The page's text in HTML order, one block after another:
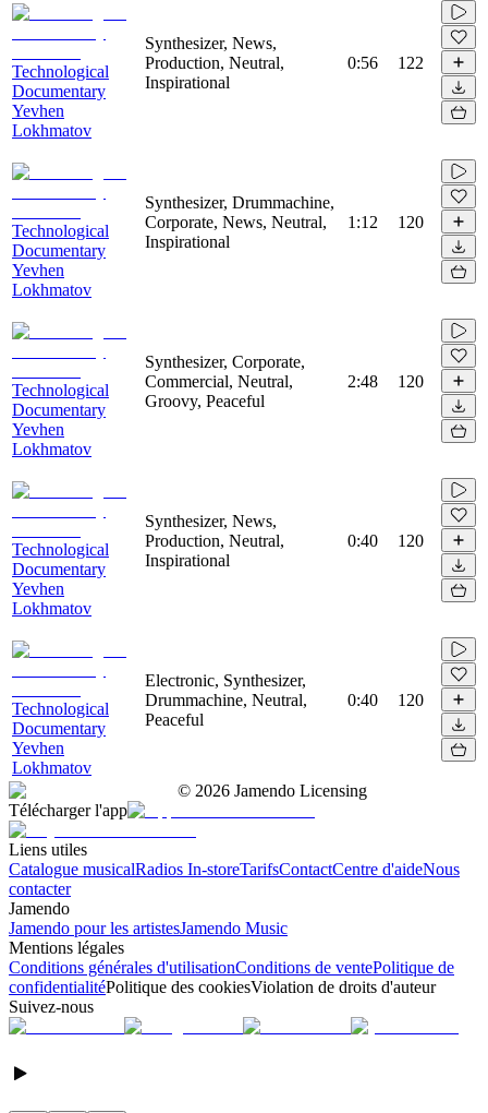
Technological
Documentary
Yevhen
Lokhmatov
Synthesizer, News,
Production, Neutral,
Inspirational
0:56 122
Technological
Documentary
Yevhen
Lokhmatov
Synthesizer, Drummachine,
Corporate, News, Neutral,
Inspirational
1:12 120
Technological
Documentary
Yevhen
Lokhmatov
Synthesizer, Corporate,
Commercial, Neutral,
Groovy, Peaceful
2:48 120
Technological
Documentary
Yevhen
Lokhmatov
Synthesizer, News,
Production, Neutral,
Inspirational
0:40 120
Technological
Documentary
Yevhen
Lokhmatov
Electronic, Synthesizer,
Drummachine, Neutral,
Peaceful
0:40 120
© 2026 Jamendo Licensing
Télécharger l'app
Liens utiles
Catalogue musicalRadios In-storeTarifsContactCentre d'aideNous
contacter
Jamendo
Jamendo pour les artistesJamendo Music
Mentions légales
Conditions générales d'utilisationConditions de ventePolitique de
confidentialitéPolitique des cookiesViolation de droits d'auteur
Suivez-nous